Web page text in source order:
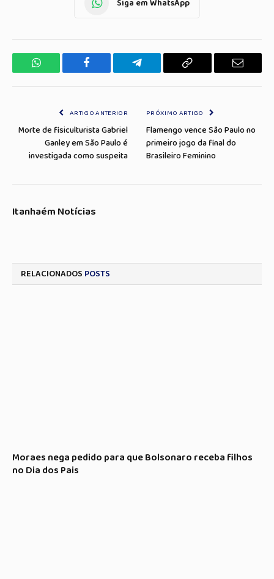
Siga em WhatsApp
WhatsApp Facebook Telegrama Copiar
E-
ARTIGO ANTERIOR
Morte de fisiculturista Gabriel
Ganley em São Paulo é
investigada como suspeita
PRÓXIMO ARTIGO
Flamengo vence São Paulo no
primeiro jogo da final do
Brasileiro Feminino
Itanhaém Notícias
RELACIONADOS POSTS
Moraes nega pedido para que Bolsonaro receba filhos
no Dia dos Pais